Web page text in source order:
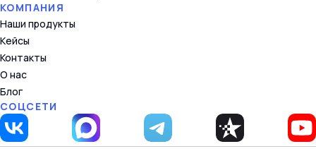
КОМПАНИЯ
Наши продукты
Кейсы
Контакты
О нас
Блог
СОЦСЕТИ